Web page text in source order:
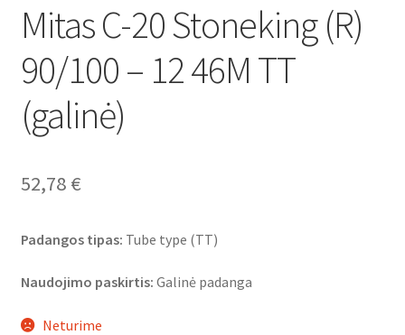
Mitas C-20 Stoneking (R)
90/100 – 12 46M TT
(galinė)
52,78 €
Padangos tipas: Tube type (TT)
Naudojimo paskirtis: Galinė padanga
Neturime